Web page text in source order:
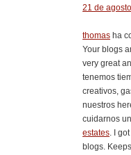
21 de
thomas ha
Your blogs
very great
tenemos
creativos,
nuestros
cuidarnos
estates. I
blogs.